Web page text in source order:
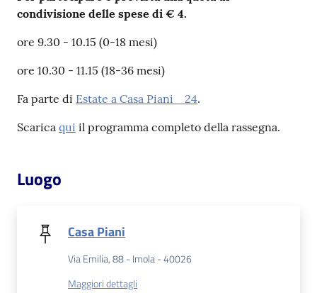
Patto
la
Seguici
condivisione delle spese di € 4.
ore 9.30 - 10.15 (0-18 mesi)
ore 10.30 - 11.15 (18-36 mesi)
Fa parte di Estate a Casa Piani _24.
Scarica qui il programma completo della rassegna.
Luogo
Casa Piani
Via Emilia, 88 - Imola - 40026
Maggiori dettagli